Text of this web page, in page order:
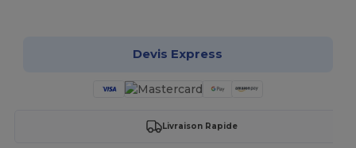
Devis Express
Livraison Rapide